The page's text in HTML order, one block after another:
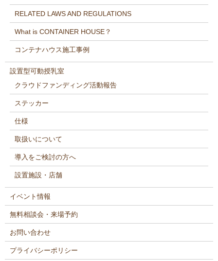
RELATED LAWS AND REGULATIONS
What is CONTAINER HOUSE？
コンテナハウス施工事例
設置型可動授乳室
クラウドファンディング活動報告
ステッカー
仕様
取扱いについて
導入をご検討の方へ
設置施設・店舗
イベント情報
無料相談会・来場予約
お問い合わせ
プライバシーポリシー